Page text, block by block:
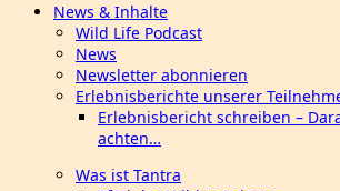
News & Inhalte
Wild Life Podcast
News
Newsletter abonnieren
Erlebnisberichte unserer
Erlebnisbericht schreiben –
achten…
Was ist Tantra